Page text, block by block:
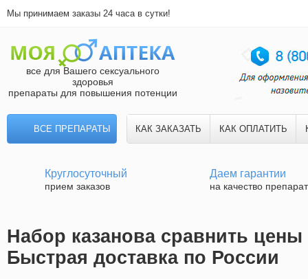
Мы принимаем заказы 24 часа в сутки!
все для Вашего сексуального
здоровья
препараты для повышения потенции
ВСЕ ПРЕПАРАТЫ КАК ЗАКАЗАТЬ КАК ОПЛАТИТЬ
Круглосуточный
прием заказов
Даем гарантии
на качество
Набор казанова сравнить
Быстрая доставка по России